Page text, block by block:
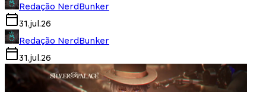
Redação NerdBunker
31.jul.26
Redação NerdBunker
31.jul.26